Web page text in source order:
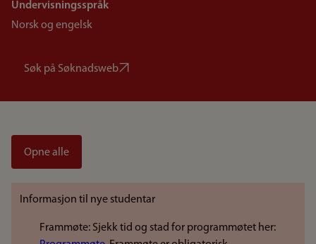
Undervisningsspråk
Norsk og engelsk
Søk på Søknadsweb
Opne alle
Informasjon til nye studentar
Frammøte: Sjekk tid og stad for programmøtet her: